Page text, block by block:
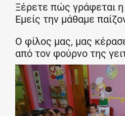
Ξέρετε πώς γράφεται
Εμείς την μάθαμε
Ο φίλος μας, μας
από τον φούρνο της